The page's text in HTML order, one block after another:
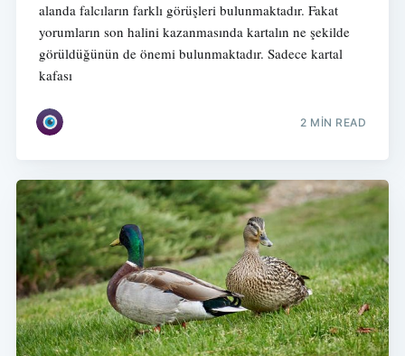
alanda falcıların farklı görüşleri bulunmaktadır. Fakat
yorumların son halini kazanmasında kartalın ne şekilde
görüldüğünün de önemi bulunmaktadır. Sadece kartal
kafası
2 MIN READ